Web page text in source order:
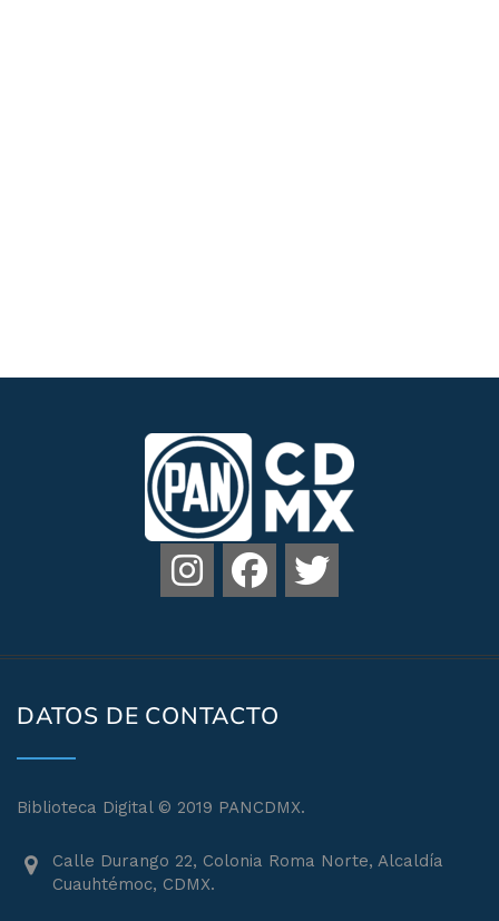
DATOS DE CONTACTO
Biblioteca Digital © 2019 PANCDMX.
Calle Durango 22, Colonia Roma Norte, Alcaldía
Cuauhtémoc, CDMX.